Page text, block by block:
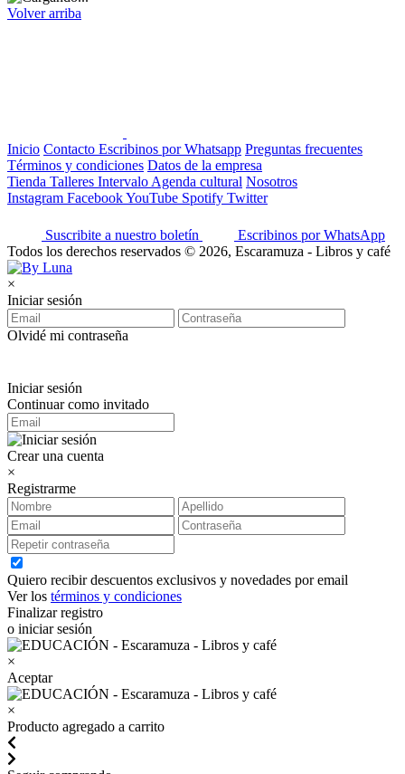
Volver arriba
Inicio Contacto Escribinos por Whatsapp Preguntas frecuentes
Términos y condiciones Datos de la empresa
Tienda Talleres Intervalo Agenda cultural Nosotros
Instagram FacebookYouTube Spotify Twitter
Suscribite a nuestro boletín
Escribinos por WhatsApp
Todos los derechos reservados © 2026, Escaramuza - Libros y café
×
Iniciar sesión
Olvidé mi contraseña
Iniciar sesión
Continuar como invitado
Crear una cuenta
×
Registrarme
Quiero recibir descuentos exclusivos y novedades por email
Ver los términos y condiciones
Finalizar registro
o iniciar sesión
×
Aceptar
×
Producto agregado a carrito